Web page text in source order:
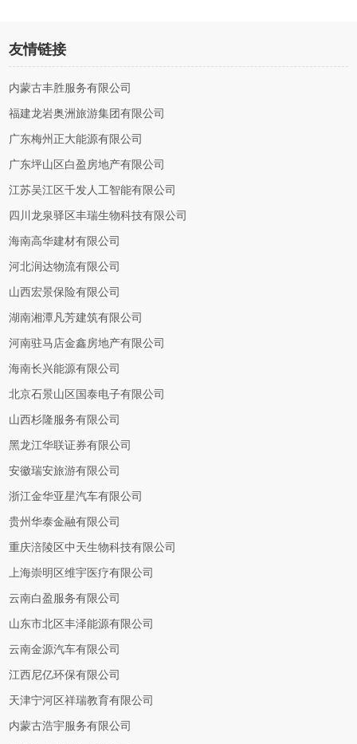
友情链接
内蒙古丰胜服务有限公司
福建龙岩奥洲旅游集团有限公司
广东梅州正大能源有限公司
广东坪山区白盈房地产有限公司
江苏吴江区千发人工智能有限公司
四川龙泉驿区丰瑞生物科技有限公司
海南高华建材有限公司
河北润达物流有限公司
山西宏景保险有限公司
湖南湘潭凡芳建筑有限公司
河南驻马店金鑫房地产有限公司
海南长兴能源有限公司
北京石景山区国泰电子有限公司
山西杉隆服务有限公司
黑龙江华联证券有限公司
安徽瑞安旅游有限公司
浙江金华亚星汽车有限公司
贵州华泰金融有限公司
重庆涪陵区中天生物科技有限公司
上海崇明区维宇医疗有限公司
云南白盈服务有限公司
山东市北区丰泽能源有限公司
云南金源汽车有限公司
江西尼亿环保有限公司
天津宁河区祥瑞教育有限公司
内蒙古浩宇服务有限公司